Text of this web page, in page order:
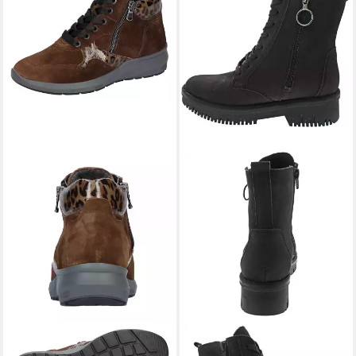
WALDLÄUFERM-Tonia
WALDLÄUFER